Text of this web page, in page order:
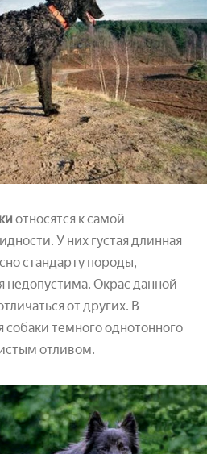
относятся к самой
У них густая длинная
стандарту породы,
недопустима. Окрас данной
от других. В
собаки темного однотонного
отливом.